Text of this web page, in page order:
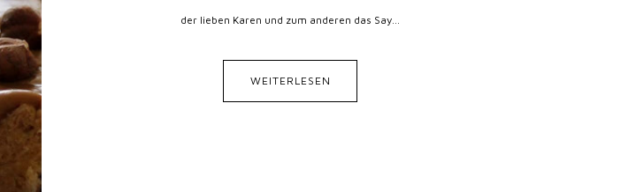
der lieben Karen und zum anderen das Say...
WEITERLESEN